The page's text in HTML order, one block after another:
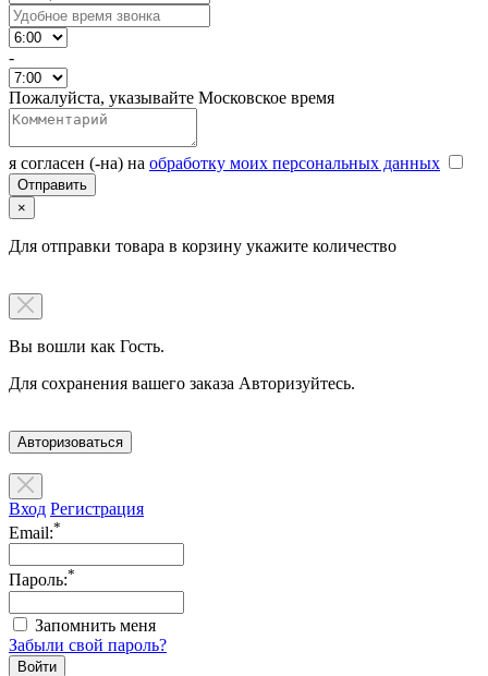
-
Пожалуйста, указывайте Московское время
я согласен (-на) на обработку моих персональных данных
×
Для отправки товара в корзину укажите количество
Вы вошли как Гость.
Для сохранения вашего заказа Авторизуйтесь.
Авторизоваться
Вход Регистрация
Email:*
Пароль:*
Запомнить меня
Забыли свой пароль?